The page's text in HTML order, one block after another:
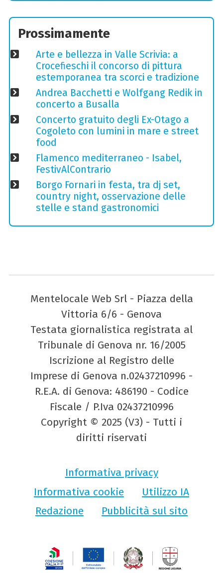
Prossimamente
Arte e bellezza in Valle Scrivia: a
Crocefieschi il concorso di pittura
estemporanea tra scorci e tradizione
Andrea Bacchetti e Wolfgang Redik in
concerto a Busalla
Concerto gratuito degli Ex-Otago a
Cogoleto con lumini in mare e street
food
Flamenco mediterraneo - Isabel,
FestivAlContrario
Borgo Fornari in festa, tra dj set,
country night, osservazione delle
stelle e stand gastronomici
Mentelocale Web Srl - Piazza della
Vittoria 6/6 - Genova
Testata giornalistica registrata al
Tribunale di Genova nr. 16/2005
Iscrizione al Registro delle
Imprese di Genova n.02437210996 -
R.E.A. di Genova: 486190 - Codice
Fiscale / P.Iva 02437210996
Copyright © 2025 (V3) - Tutti i
diritti riservati
Informativa privacy
Informativa cookie
Utilizzo IA
Redazione
Pubblicità sul sito